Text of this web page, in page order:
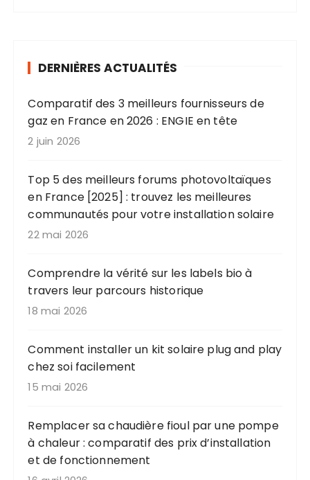
DERNIÈRES ACTUALITÉS
Comparatif des 3 meilleurs fournisseurs de
gaz en France en 2026 : ENGIE en tête
2 juin 2026
Top 5 des meilleurs forums photovoltaïques
en France [2025] : trouvez les meilleures
communautés pour votre installation solaire
22 mai 2026
Comprendre la vérité sur les labels bio à
travers leur parcours historique
18 mai 2026
Comment installer un kit solaire plug and play
chez soi facilement
15 mai 2026
Remplacer sa chaudière fioul par une pompe
à chaleur : comparatif des prix d’installation
et de fonctionnement